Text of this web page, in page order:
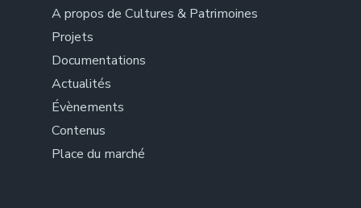
A propos de Cultures & Patrimoines
Projets
Documentations
Actualités
Évènements
Contenus
Place du marché